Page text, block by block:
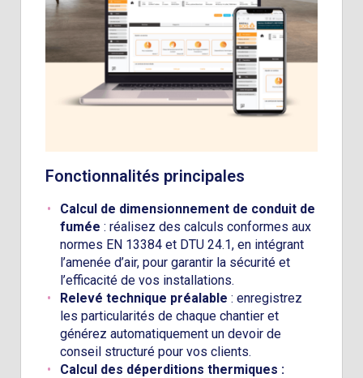
Fonctionnalités principales
Calcul de dimensionnement de conduit de
fumée : réalisez des calculs conformes aux
normes EN 13384 et DTU 24.1, en intégrant
l’amenée d’air, pour garantir la sécurité et
l’efficacité de vos installations.
Relevé technique préalable : enregistrez
les particularités de chaque chantier et
générez automatiquement un devoir de
conseil structuré pour vos clients.
Calcul des déperditions thermiques :